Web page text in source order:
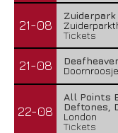
21-08
Tickets
21-08
22-08
All Points
Deftones,
London
Tickets